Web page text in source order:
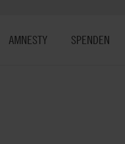
AMNESTY SPENDEN